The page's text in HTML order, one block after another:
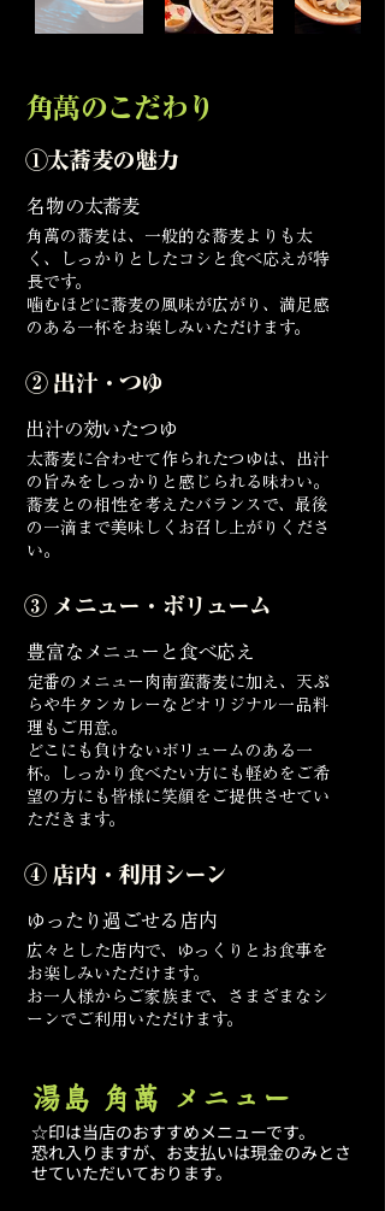
角萬のこだわり
①太蕎麦の魅力
名物の太蕎麦
角萬の蕎麦は、一般的な蕎麦よりも太
く、しっかりとしたコシと食べ応えが特
長です。
噛むほどに蕎麦の風味が広がり、満足感
のある一杯をお楽しみいただけます。
② 出汁・つゆ
出汁の効いたつゆ
太蕎麦に合わせて作られたつゆは、出汁
の旨みをしっかりと感じられる味わい。
蕎麦との相性を考えたバランスで、最後
の一滴まで美味しくお召し上がりくださ
い。
③ メニュー・ボリューム
豊富なメニューと食べ応え
定番のメニュー肉南蛮蕎麦に加え、天ぷ
らや牛タンカレーなどオリジナル一品料
理もご用意。
どこにも負けないボリュームのある一
杯。しっかり食べたい方にも軽めをご希
望の方にも 皆様に笑顔をご提供させてい
ただきます。
④ 店内・利用シーン
ゆったり過ごせる店内
広々とした店内で、ゆっくりとお食事を
お楽しみいただけます。
お一人様からご家族まで、さまざまなシ
ーンでご利用いただけます。
湯島 角萬 メニュー
☆印は当店のおすすめメニューです。
恐れ入りますが、お支払いは現金のみとさ
せていただいております。